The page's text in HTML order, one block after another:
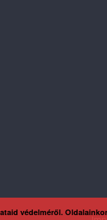
védelméről.